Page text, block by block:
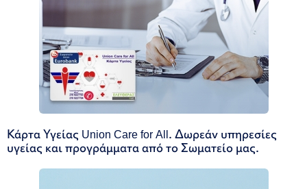
Κάρτα Υγείας Union Care for All. Δωρεάν υπηρεσίες
υγείας και προγράμματα από το Σωματείο μας.